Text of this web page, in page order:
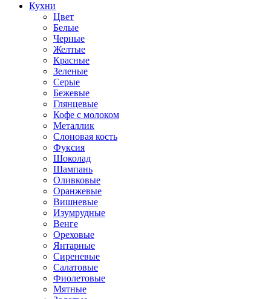
Кухни
Цвет
Белые
Черные
Желтые
Красные
Зеленые
Серые
Бежевые
Глянцевые
Кофе с молоком
Металлик
Слоновая кость
Фуксия
Шоколад
Шампань
Оливковые
Оранжевые
Вишневые
Изумрудные
Венге
Ореховые
Янтарные
Сиреневые
Салатовые
Фиолетовые
Мятные